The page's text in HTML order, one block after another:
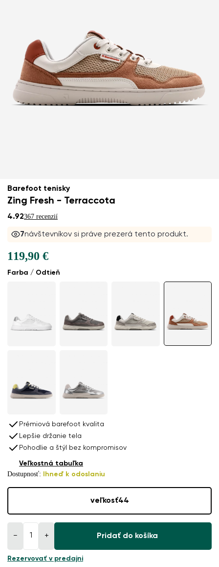
Barefoot tenisky
Zing Fresh - Terraccota
4.92367 recenzií
7návštevníkov si práve prezerá tento produkt.
Farba / Odtieň
119,90 €
Prémiová barefoot kvalita
Lepšie držanie tela
Pohodlie a štýl bez kompromisov
Dostupnosť: Ihneď k odoslaniu
Veľkostná tabuľka
veľkosť44
− + Pridať do košíka
Rezervovať v predajni